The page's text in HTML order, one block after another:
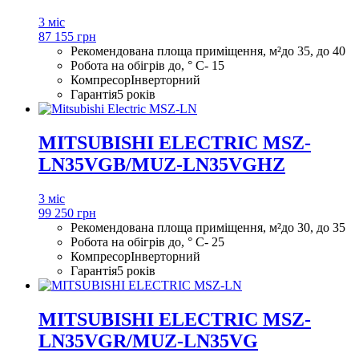
3 міс
87 155 грн
Рекомендована площа приміщення, м²до 35, до 40
Робота на обігрів до, ° С- 15
КомпресорІнверторний
Гарантія5 років
MITSUBISHI ELECTRIC MSZ-
LN35VGB/MUZ-LN35VGHZ
3 міс
99 250 грн
Рекомендована площа приміщення, м²до 30, до 35
Робота на обігрів до, ° С- 25
КомпресорІнверторний
Гарантія5 років
MITSUBISHI ELECTRIC MSZ-
LN35VGR/MUZ-LN35VG